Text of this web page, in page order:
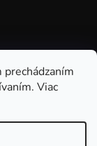
Viac